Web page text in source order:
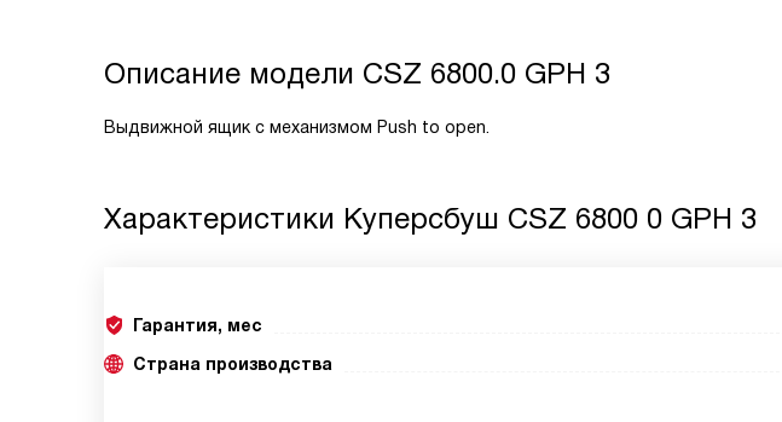
Описание модели CSZ 6800.0 GPH 3
Выдвижной ящик с механизмом Push to open.
Характеристики Куперсбуш CSZ 6800 0 GPH 3
Гарантия, мес
Страна производства